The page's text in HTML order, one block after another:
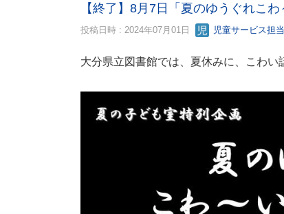
【終了】8月7日「夏のゆうぐれこわ
投稿日時 : 2024年07月01日 児童サービス担当
大分県立図書館では、夏休みに、こわ